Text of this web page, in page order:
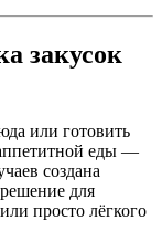
закусок
или готовить
еды —
создана
для
просто лёгкого